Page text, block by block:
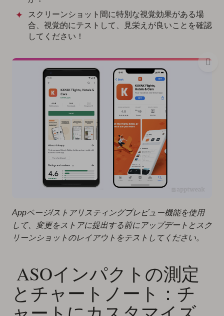
スクリーンショット間に特別な視覚効果がある場
合、視覚的にテストして、見栄えが良いことを確認
してください！
Appページ/ストアリスティングプレビュー機能を使用
して、変更をストアに提出する前にアップデートとスク
リーンショットのレイアウトをテストしてください。
‍ ASOインパクトの測定
とチャートノート：チ